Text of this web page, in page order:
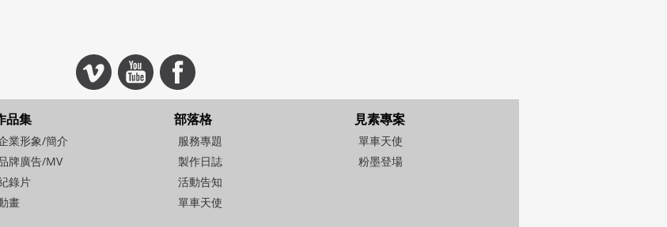
品集
業形象/簡介
牌廣告/MV
錄片
畫
部落格
服務專題
製作日誌
活動告知
單車天使
見素專案
單車天使
粉墨登場